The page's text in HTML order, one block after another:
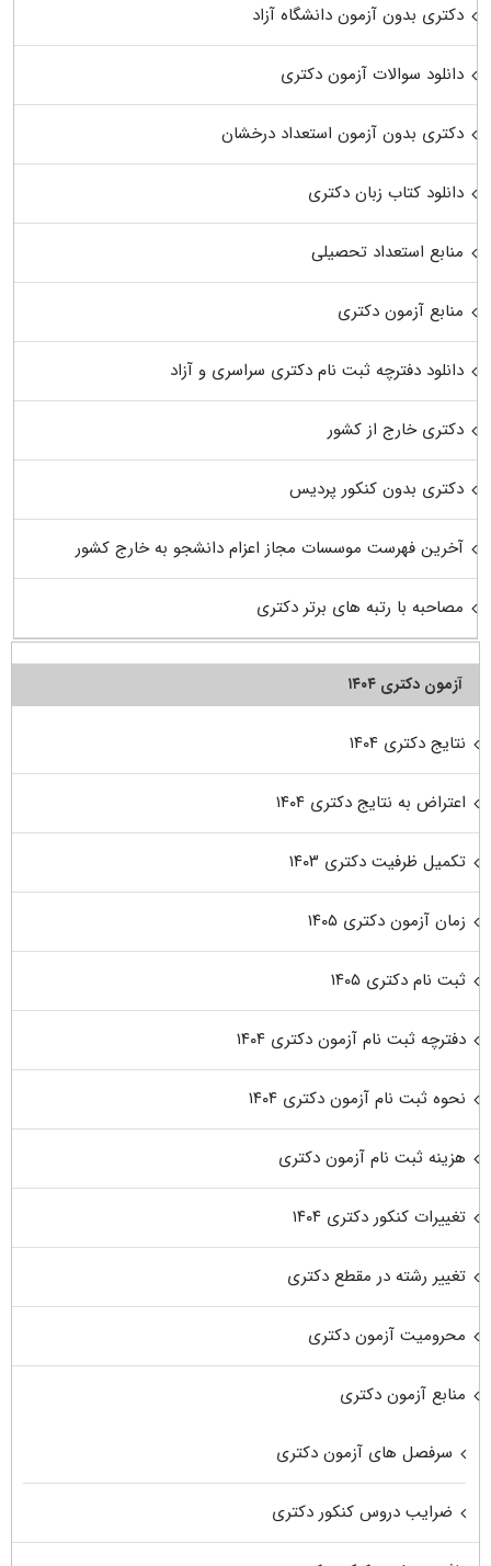
دکتری بدون آزمون دانشگاه آزاد
دانلود سوالات آزمون دکتری
دکتری بدون آزمون استعداد درخشان
دانلود کتاب زبان دکتری
منابع استعداد تحصیلی
منابع آزمون دکتری
دانلود دفترچه ثبت نام دکتری سراسری و آزاد
دکتری خارج از کشور
دکتری بدون کنکور پردیس
آخرین فهرست موسسات مجاز اعزام دانشجو به خارج کشور
مصاحبه با رتبه های برتر دکتری
آزمون دکتری ۱۴۰۴
نتایج دکتری ۱۴۰۴
اعتراض به نتایج دکتری ۱۴۰۴
تکمیل ظرفیت دکتری ۱۴۰۳
زمان آزمون دکتری ۱۴۰۵
ثبت نام دکتری ۱۴۰۵
دفترچه ثبت نام آزمون دکتری ۱۴۰۴
نحوه ثبت نام آزمون دکتری ۱۴۰۴
هزینه ثبت نام آزمون دکتری
تغییرات کنکور دکتری ۱۴۰۴
تغییر رشته در مقطع دکتری
محرومیت آزمون دکتری
منابع آزمون دکتری
سرفصل های آزمون دکتری
ضرایب دروس کنکور دکتری